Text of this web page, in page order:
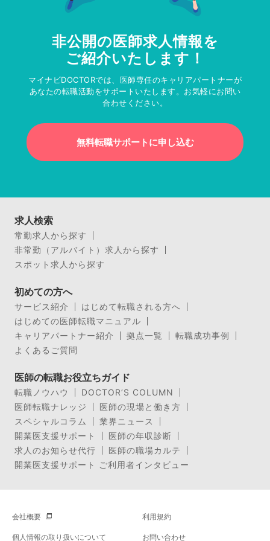
非公開の医師求人情報を
ご紹介いたします！
マイナビDOCTORでは、医師専任のキャリアパートナーが
あなたの転職活動をサポートいたします。お気軽にお問い
合わせください。
無料転職サポートに申し込む
求人検索
常勤求人から探す
非常勤（アルバイト）求人から探す
スポット求人から探す
初めての方へ
サービス紹介
はじめて転職される方へ
はじめての医師転職マニュアル
キャリアパートナー紹介
拠点一覧
転職成功事例
よくあるご質問
医師の転職お役立ちガイド
転職ノウハウ
DOCTOR’S COLUMN
医師転職ナレッジ
医師の現場と働き方
スペシャルコラム
業界ニュース
開業医支援サポート
医師の年収診断
求人のお知らせ代行
医師の職場カルテ
開業医支援サポート ご利用者インタビュー
会社概要 利用規約
個人情報の取り扱いについて お問い合わせ